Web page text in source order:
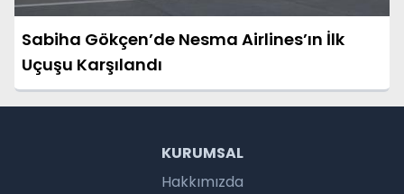
Sabiha Gökçen’de Nesma Airlines’ın İlk
Uçuşu Karşılandı
KURUMSAL
Hakkımızda